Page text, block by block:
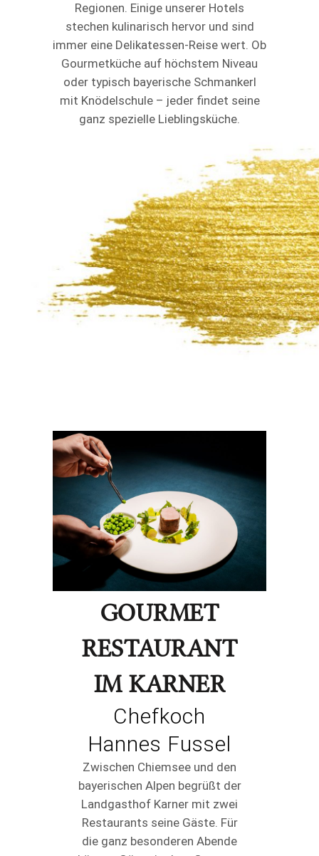
Regionen. Einige unserer Hotels
stechen kulinarisch hervor und sind
immer eine Delikatessen-Reise wert. Ob
Gourmetküche auf höchstem Niveau
oder typisch bayerische Schmankerl
mit Knödelschule – jeder findet seine
ganz spezielle Lieblingsküche.
GOURMET
RESTAURANT
IM KARNER
Chefkoch
Hannes Fussel
Zwischen Chiemsee und den
bayerischen Alpen begrüßt der
Landgasthof Karner mit zwei
Restaurants seine Gäste. Für
die ganz besonderen Abende